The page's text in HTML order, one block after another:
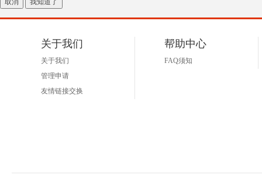
取消 我知道了
关于我们
关于我们
管理申请
友情链接交换
帮助中心
FAQ须知